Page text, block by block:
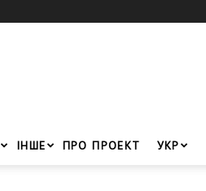
ІНШЕ ПРО ПРОЕКТ УКР